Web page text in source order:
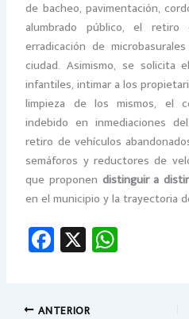
de bacheo, pavimentación,
alumbrado público, el
erradicación de
ciudad. Asimismo, se solicita
infantiles, intimar a los
limpieza de los mismos, el
indebido en inmediaciones
retiro de vehículos
semáforos y reductores de
que proponen distinguir a
en el municipio y la trayectoria
Fa
ce
X
ANTERIOR